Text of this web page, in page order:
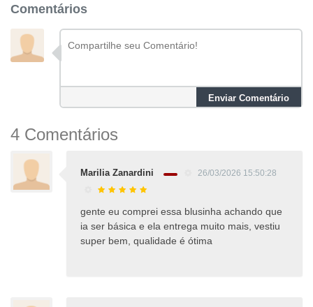
Comentários
Enviar Comentário
4 Comentários
Marilia Zanardini 26/03/2026 15:50:28
gente eu comprei essa blusinha achando que
ia ser básica e ela entrega muito mais, vestiu
super bem, qualidade é ótima